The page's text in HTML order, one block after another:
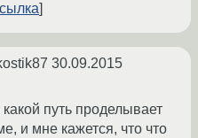
30.09.2015
путь проделывает
и мне кажется, что что